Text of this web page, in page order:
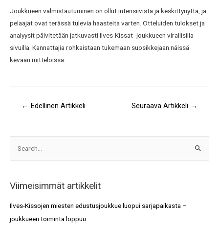
Joukkueen valmistautuminen on ollut intensiivistä ja keskittynyttä, ja
pelaajat ovat terässä tulevia haasteita varten. Otteluiden tulokset ja
analyysit päivitetään jatkuvasti Ilves-Kissat -joukkueen virallisilla
sivuilla. Kannattajia rohkaistaan tukemaan suosikkejaan näissä
kevään mittelöissä.
← Edellinen Artikkeli Seuraava Artikkeli →
c
h
Viimeisimmät artikkelit
Ilves-Kissojen miesten edustusjoukkue luopui sarjapaikasta –
joukkueen toiminta loppuu
i
t
o